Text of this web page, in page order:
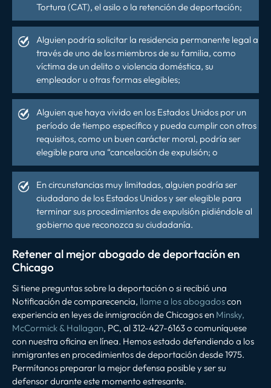
Tortura (CAT), el asilo o la retención de deportación;
Alguien podría solicitar la residencia permanente legal a
través de uno de los miembros de su familia, como
víctima de un delito o violencia doméstica, su
empleador u otras formas elegibles;
Alguien que haya vivido en los Estados Unidos por un
período de tiempo específico y pueda cumplir con otros
requisitos, como un buen carácter moral, podría ser
elegible para una “cancelación de expulsión; o
En circunstancias muy limitadas, alguien podría ser
ciudadano de los Estados Unidos y ser elegible para
terminar sus procedimientos de expulsión pidiéndole al
gobierno que reconozca su ciudadanía.
Retener al mejor abogado de deportación en
Chicago
Si tiene preguntas sobre la deportación o si recibió una
Notificación de comparecencia, llame a los abogadoscon
experiencia en leyes de inmigración de Chicagos en Minsky,
McCormick & Hallagan, PC, al 312-427-6163 o comuníquese
con nuestra oficina en línea. Hemos estado defendiendo a los
inmigrantes en procedimientos de deportación desde 1975.
Permítanos preparar la mejor defensa posible y ser su
defensor durante este momento estresante.